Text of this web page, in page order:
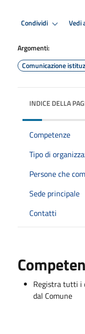
Condividi Vedi
Argomenti:
Comunicazione
INDICE DELLA
Competenze
Tipo di
Persone che
Sede principale
Contatti
Registra tutti i
dal Comune